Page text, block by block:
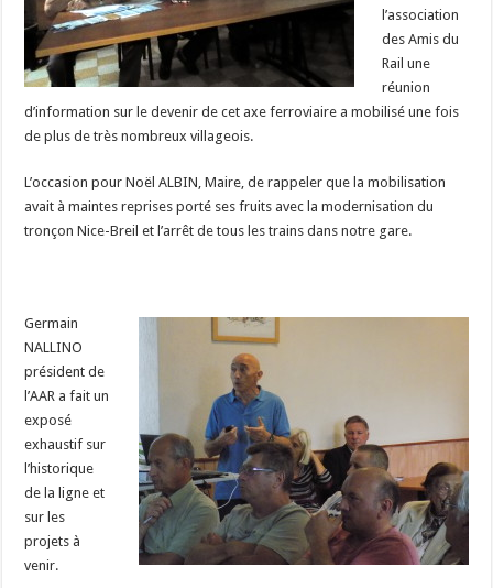
l’association
des Amis du
Rail une
réunion
d’information sur le devenir de cet axe ferroviaire a mobilisé une fois
de plus de très nombreux villageois.
L’occasion pour Noël ALBIN, Maire, de rappeler que la mobilisation
avait à maintes reprises porté ses fruits avec la modernisation du
tronçon Nice-Breil et l’arrêt de tous les trains dans notre gare.
Germain
NALLINO
président de
l’AAR a fait un
exposé
exhaustif sur
l’historique
de la ligne et
sur les
projets à
venir.